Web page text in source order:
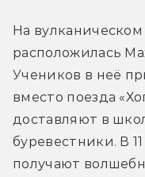
На
расположилась
Учеников в неё
вместо поезда
доставляют в
буревестники. В
получают